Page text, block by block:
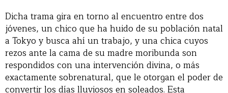
Dicha trama gira en torno al encuentro entre dos
jóvenes, un chico que ha huido de su población natal
a Tokyo y busca ahí un trabajo, y una chica cuyos
rezos ante la cama de su madre moribunda son
respondidos con una intervención divina, o más
exactamente sobrenatural, que le otorgan el poder de
convertir los días lluviosos en soleados. Esta